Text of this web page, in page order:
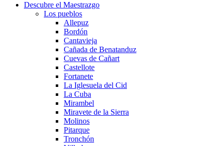
Descubre el Maestrazgo
Los pueblos
Allepuz
Bordón
Cantavieja
Cañada de Benatanduz
Cuevas de Cañart
Castellote
Fortanete
La Iglesuela del Cid
La Cuba
Mirambel
Miravete de la Sierra
Molinos
Pitarque
Tronchón